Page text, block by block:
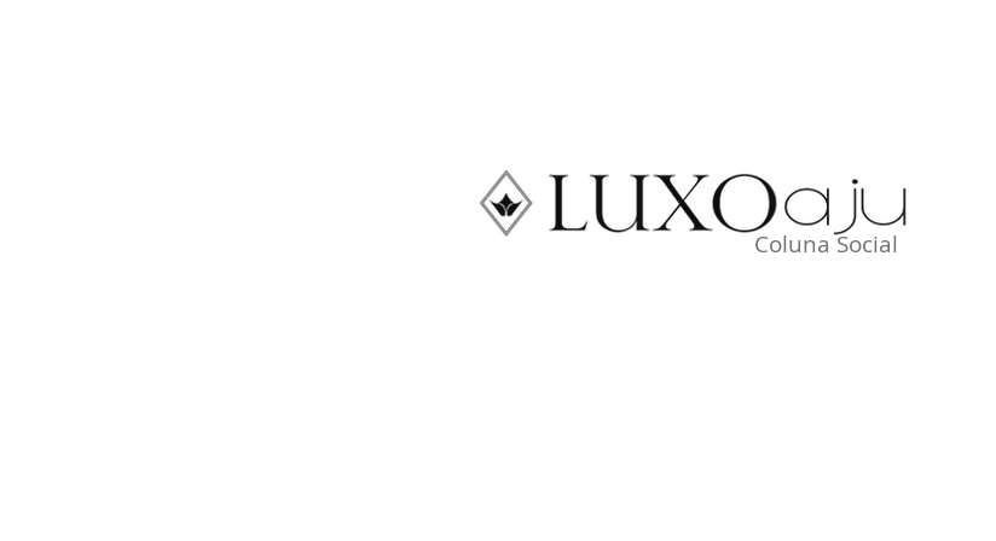
Coluna Social